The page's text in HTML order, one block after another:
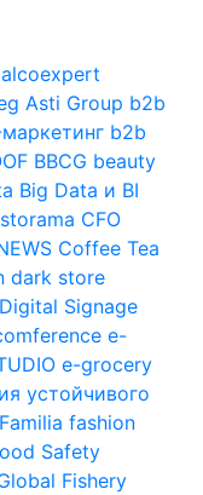
alcoexpert
Asti Group b2b
b2b
BBCG beauty
Big Data и BI
CFO
Coffee Tea
dark store
Digital Signage
e-
e-grocery
устойчивого
Familia fashion
Safety
Fishery